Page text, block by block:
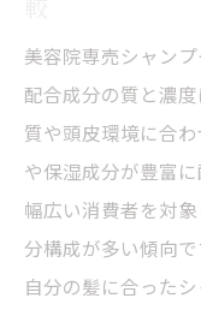
美容院専売シャン
配合成分の質と濃
質や頭皮環境に合
や保湿成分が豊富
幅広い消費者を対
分構成が多い傾向で
自分の髪に合った